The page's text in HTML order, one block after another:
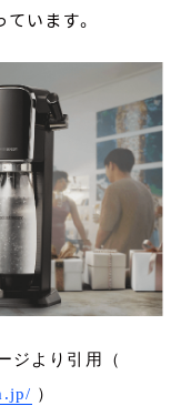
います。
ジより引用（
）